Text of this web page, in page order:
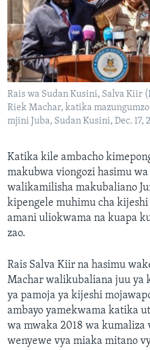
Rais wa Sudan Kusini, Salva Kiir
Riek Machar, katika
mjini Juba, Sudan Kusini, Dec. 17,
Katika kile ambacho
makubwa viongozi hasimu
walikamilisha makubaliano
kipengele muhimu cha
amani uliokwama na kuapa
zao.
Rais Salva Kiir na hasimu
Machar walikubaliana juu ya
ya pamoja ya kijeshi
ambayo yamekwama katika
wa mwaka 2018 wa kumaliza
wenyewe vya miaka mitano